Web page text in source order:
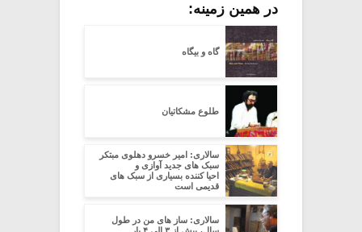
در همین زمینه:
گاه و بیگاه
طلوع مشکاتیان
سالاری: امیر خسرو دهلوی مبتکر
سبک های جدید آوازی و
احیا کننده بسیاری از سبک های
قدیمی است
سالاری: ساز های من در طول